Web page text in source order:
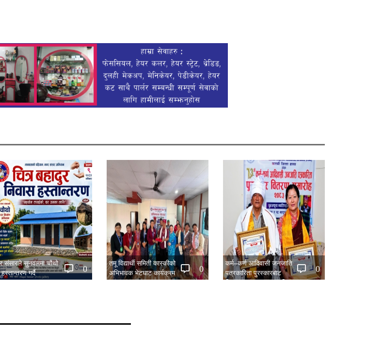
0
संसारले सुनवलमा चौथो
गर्दै
0
तमू विद्यार्थी समिती कास्कीको
अभिभावक भेटघाट कार्यक्रम
सम्पन्न
0
कर्म–कर्ण आदिवासी जनजाति
पत्रकारिता पुरस्कारबाट
हितानमगर र गुरुङ सम्मानित